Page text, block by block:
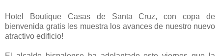
Hotel Boutique Casas de Santa Cruz, con copa de
bienvenida gratis les muestra los avances de nuestro nuevo
atractivo edificio!